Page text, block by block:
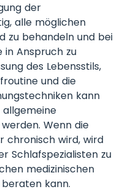
der
alle möglichen
zu behandeln und bei
in Anspruch zu
des Lebensstils,
und die
kann
Wenn die
chronisch wird, wird
Schlafspezialisten zu
medizinischen
kann.